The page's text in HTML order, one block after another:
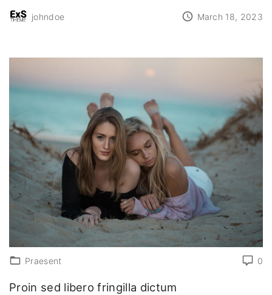
johndoe March 18, 2023
0
Praesent
Proin sed libero fringilla dictum